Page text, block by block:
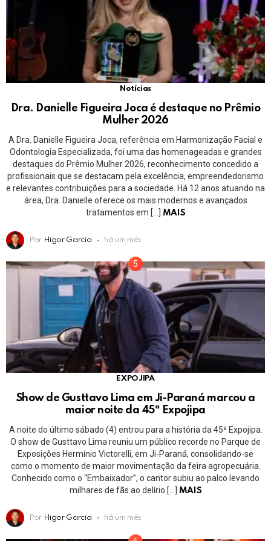
Notícias
Dra. Danielle Figueira Joca é destaque no Prêmio
Mulher 2026
A Dra. Danielle Figueira Joca, referência em Harmonização Facial e
Odontologia Especializada, foi uma das homenageadas e grandes
destaques do Prêmio Mulher 2026, reconhecimento concedido a
profissionais que se destacam pela excelência, empreendedorismo
e relevantes contribuições para a sociedade. Há 12 anos atuando na
área, Dra. Danielle oferece os mais modernos e avançados
tratamentos em […]
MAIS
Por Higor Garcia há um mês
EXPOJIPA
Show de Gusttavo Lima em Ji-Paraná marcou a
maior noite da 45ª Expojipa
A noite do último sábado (4) entrou para a história da 45ª Expojipa.
O show de Gusttavo Lima reuniu um público recorde no Parque de
Exposições Hermínio Victorelli, em Ji-Paraná, consolidando-se
como o momento de maior movimentação da feira agropecuária.
Conhecido como o “Embaixador”, o cantor subiu ao palco levando
milhares de fãs ao delírio […]
MAIS
Por Higor Garcia há um mês